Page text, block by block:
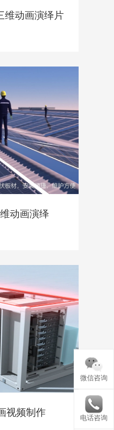
维动画演绎片
动画演绎
视频制作
微信咨询
电话咨询